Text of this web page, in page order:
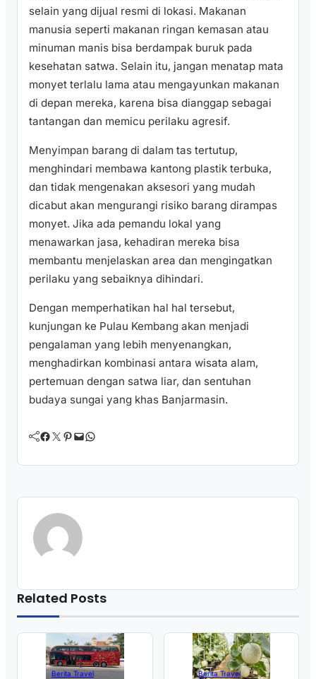
selain yang dijual resmi di lokasi. Makanan
manusia seperti makanan ringan kemasan atau
minuman manis bisa berdampak buruk pada
kesehatan satwa. Selain itu, jangan menatap mata
monyet terlalu lama atau mengayunkan makanan
di depan mereka, karena bisa dianggap sebagai
tantangan dan memicu perilaku agresif.
Menyimpan barang di dalam tas tertutup,
menghindari membawa kantong plastik terbuka,
dan tidak mengenakan aksesori yang mudah
dicabut akan mengurangi risiko barang dirampas
monyet. Jika ada pemandu lokal yang
menawarkan jasa, kehadiran mereka bisa
membantu menjelaskan area dan mengingatkan
perilaku yang sebaiknya dihindari.
Dengan memperhatikan hal hal tersebut,
kunjungan ke Pulau Kembang akan menjadi
pengalaman yang lebih menyenangkan,
menghadirkan kombinasi antara wisata alam,
pertemuan dengan satwa liar, dan sentuhan
budaya sungai yang khas Banjarmasin.
Facebook Twitter Pinterest Mail WhatsApp
Related Posts
Berita Travel Berita Travel